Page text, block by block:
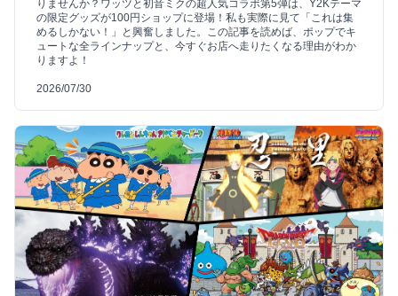
りませんか？ワッツと初音ミクの超人気コラボ第5弾は、Y2Kテーマ
の限定グッズが100円ショップに登場！私も実際に見て「これは集
めるしかない！」と興奮しました。この記事を読めば、ポップでキ
ュートな全ラインナップと、今すぐお店へ走りたくなる理由がわか
りますよ！
2026/07/30